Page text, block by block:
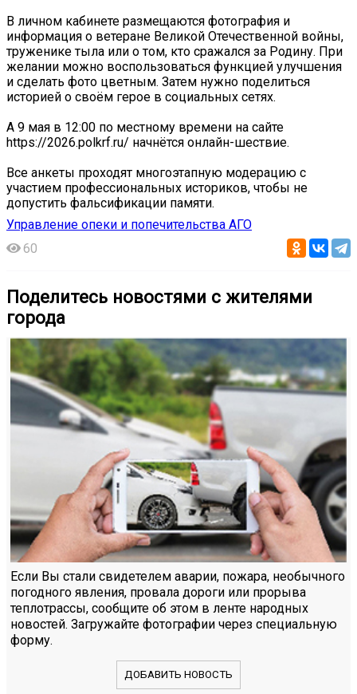
В личном кабинете размещаются фотография и
информация о ветеране Великой Отечественной войны,
труженике тыла или о том, кто сражался за Родину. При
желании можно воспользоваться функцией улучшения
и сделать фото цветным. Затем нужно поделиться
историей о своём герое в социальных сетях.
А 9 мая в 12:00 по местному времени на сайте
https://2026.polkrf.ru/ начнётся онлайн-шествие.
Все анкеты проходят многоэтапную модерацию с
участием профессиональных историков, чтобы не
допустить фальсификации памяти.
Управление опеки и попечительства АГО
60
Поделитесь новостями с жителями
города
Если Вы стали свидетелем аварии, пожара, необычного
погодного явления, провала дороги или прорыва
теплотрассы, сообщите об этом в ленте народных
новостей. Загружайте фотографии через специальную
форму.
ДОБАВИТЬ НОВОСТЬ